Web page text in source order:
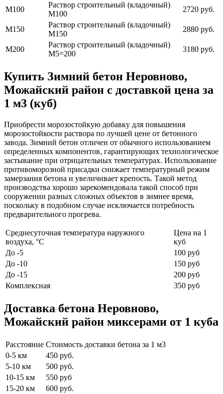
М100
Раствор строительный (кладочный)
М100
2720 руб.
М150
Раствор строительный (кладочный)
М150
2880 руб.
М200
Раствор строительный (кладочный)
М5=200
3180 руб.
Купить Зимний бетон Неровново,
Можайский район с доставкой цена за
1 м3 (куб)
Приобрести морозостойкую добавку для повышения
морозостойкости раствора по лучшей цене от бетонного
завода. Зимний бетон отличен от обычного использованием
определенных компонентов, гарантирующих технологическое
застывание при отрицательных температурах. Использование
противоморозной присадки снижает температурный режим
замерзания бетона и увеличивает крепость. Такой метод
производства хорошо зарекомендовала такой способ при
сооружении разных сложных объектов в зимнее время,
поскольку в подобном случае исключается потребность
предварительного прогрева.
Среднесуточная температура наружного
воздуха, °C
Цена на 1
куб
До -5
100 руб
До -10
150 руб
До -15
200 руб
Комплексная
350 руб
Доставка бетона Неровново,
Можайский район миксерами от 1 куба
Расстояние Стоимость доставки бетона за 1 м3
0-5 км
450 руб.
5-10 км
500 руб.
10-15 км
550 руб
15-20 км
600 руб.